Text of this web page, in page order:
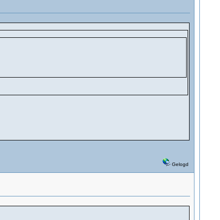
Gelogd